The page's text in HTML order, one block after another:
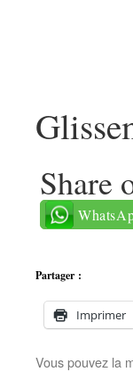
Share
Partager :
Imprimer
Vous pouvez la